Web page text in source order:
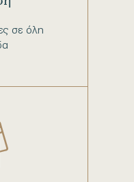
σε όλη